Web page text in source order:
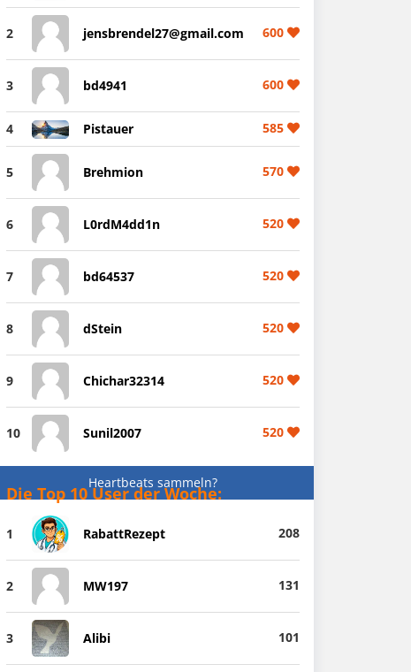
2 jensbrendel27@gmail.com 600
3 bd4941 600
4 Pistauer 585
5 Brehmion 570
6 L0rdM4dd1n 520
7 bd64537 520
8 dStein 520
9 Chichar32314 520
10 Sunil2007 520
Heartbeats sammeln?
Die Top 10 User der Woche:
1 RabattRezept 208
2 MW197 131
3 Alibi 101